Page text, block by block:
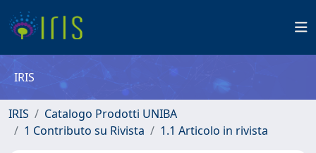
IRIS
IRIS
Catalogo Prodotti UNIBA
1 Contributo su Rivista
1.1 Articolo in rivista